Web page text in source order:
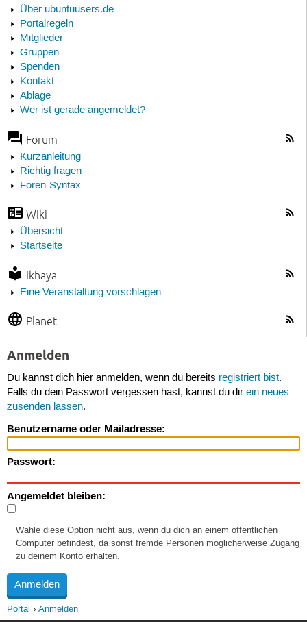
Über ubuntuusers.de
Portalregeln
Mitglieder
Gruppen
Spenden
Kontakt
Ablage
Wer ist gerade angemeldet?
Forum
Kurzanleitung
Richtig fragen
Foren-Syntax
Wiki
Übersicht
Startseite
Ikhaya
Eine Veranstaltung vorschlagen
Planet
Anmelden
Du kannst dich hier anmelden, wenn du bereits registriert bist.
Falls du dein Passwort vergessen hast, kannst du dir ein neues
zusenden lassen.
Benutzername oder Mailadresse:
Passwort:
Angemeldet bleiben:
Wähle diese Option nicht aus, wenn du dich an einem öffentlichen
Computer befindest, da sonst fremde Personen möglicherweise Zugang
zu deinem Konto erhalten.
Portal Anmelden